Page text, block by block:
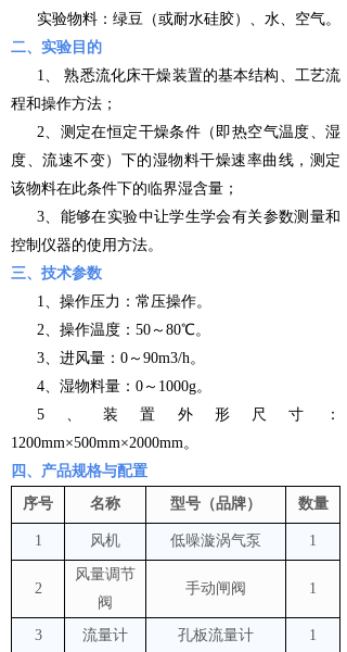
实验物料：绿豆（或耐水硅胶）、水、空气。
二、实验目的
1、 熟悉流化床干燥装置的基本结构、工艺流
程和操作方法；
2、测定在恒定干燥条件（即热空气温度、湿
度、流速不变）下的湿物料干燥速率曲线，测定
该物料在此条件下的临界湿含量；
3、能够在实验中让学生学会有关参数测量和
控制仪器的使用方法。
三、技术参数
1、操作压力：常压操作。
2、操作温度：50～80℃。
3、进风量：0～90m3/h。
4、湿物料量：0～1000g。
5、装置外形尺寸：
1200mm×500mm×2000mm。
四、产品规格与配置
序号
名称 型号（品牌） 数量
1 风机 低噪漩涡气泵 1
2
风量调节
阀
手动闸阀 1
3 流量计 孔板流量计 1